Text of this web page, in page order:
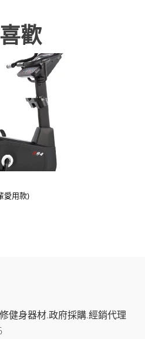
歡
愛用款)
健身器材.政府採購.經銷代理